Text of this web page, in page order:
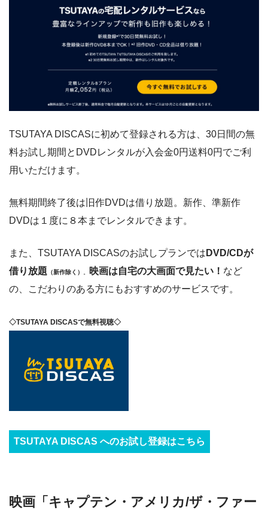
TSUTAYA DISCASに初めて登録される方は、30日間の無
料お試し期間とDVDレンタルが入会金0円送料0円でご利
用いただけます。
無料期間終了後は旧作DVDは借り放題。新作、準新作
DVDは１度に８本までレンタルできます。
また、TSUTAYA DISCASのお試しプランでは DVD/CDが
借り放題 （新作除く） 。 映画は自宅の大画面で見たい！ など
の、こだわりのある方にもおすすめのサービスです。
◇TSUTAYA DISCASで無料視聴◇
TSUTAYA DISCAS へのお試し登録はこちら
映画「キャプテン・アメリカ/ザ・ファー